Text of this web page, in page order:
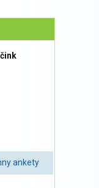
ankety